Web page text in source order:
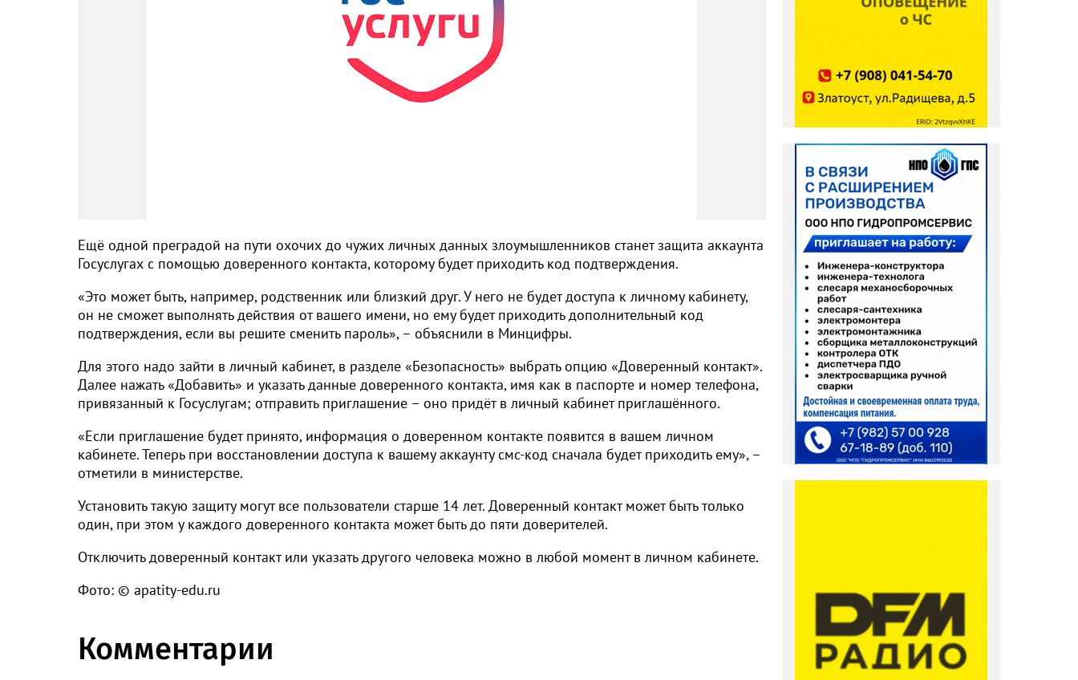
Ещё одной преградой на пути охочих до чужих личных данных злоумышленников станет защита аккаунта
Госуслугах с помощью доверенного контакта, которому будет приходить код подтверждения.
«Это может быть, например, родственник или близкий друг. У него не будет доступа к личному кабинету,
он не сможет выполнять действия от вашего имени, но ему будет приходить дополнительный код
подтверждения, если вы решите сменить пароль», – объяснили в Минцифры.
Для этого надо зайти в личный кабинет, в разделе «Безопасность» выбрать опцию «Доверенный контакт».
Далее нажать «Добавить» и указать данные доверенного контакта, имя как в паспорте и номер телефона,
привязанный к Госуслугам; отправить приглашение – оно придёт в личный кабинет приглашённого.
«Если приглашение будет принято, информация о доверенном контакте появится в вашем личном
кабинете. Теперь при восстановлении доступа к вашему аккаунту смс-код сначала будет приходить ему», –
отметили в министерстве.
Установить такую защиту могут все пользователи старше 14 лет. Доверенный контакт может быть только
один, при этом у каждого доверенного контакта может быть до пяти доверителей.
Отключить доверенный контакт или указать другого человека можно в любой момент в личном кабинете.
Фото: © apatity-edu.ru
Комментарии